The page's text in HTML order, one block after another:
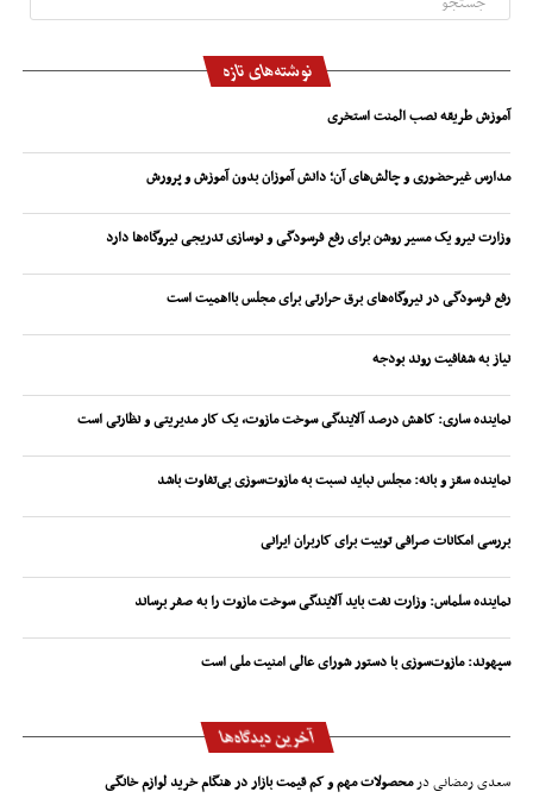
نوشته‌های تازه
آموزش طریقه نصب المنت استخری
مدارس غیرحضوری و چالش‌های آن؛ دانش آموزان بدون آموزش و پرورش
وزارت نیرو یک مسیر روشن برای رفع فرسودگی و نوسازی تدریجی نیروگاه‌ها دارد
رفع فرسودگی در نیروگاه‌های برق حرارتی برای مجلس بااهمیت است
نیاز به شفافیت روند بودجه
نماینده ساری: کاهش درصد آلایندگی سوخت مازوت، یک کار مدیریتی و نظارتی است
نماینده سقز و بانه: مجلس نباید نسبت به مازوت‌سوزی بی‌تفاوت باشد
بررسی امکانات صرافی توبیت برای کاربران ایرانی
نماینده سلماس: وزارت نفت باید آلایندگی سوخت مازوت را به صفر برساند
سپهوند:‌ مازوت‌سوزی با دستور شورای عالی امنیت ملی است
آخرین دیدگاه‌ها
سعدی رمضانیدرمحصولات مهم و کم قیمت بازار در هنگام خرید لوازم خانگی